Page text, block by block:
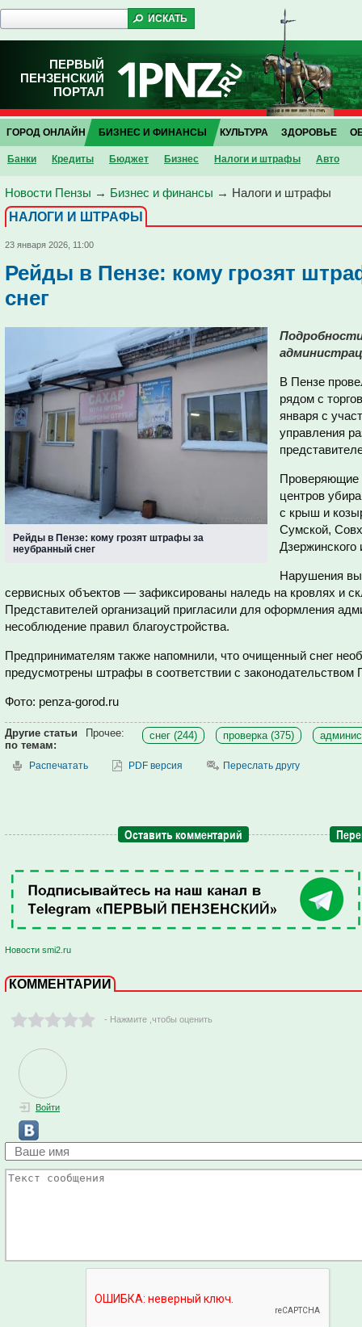
ПЕРВЫЙ
ПЕНЗЕНСКИЙ
ПОРТАЛ
ГОРОД ОНЛАЙН БИЗНЕС И ФИНАНСЫ
Банки Кредиты Бюджет Бизнес Налоги и штрафы Авто
КУЛЬТУРА ЗДОРОВЬЕ
Новости Пензы → Бизнес и финансы → Налоги и штрафы
НАЛОГИ И ШТРАФЫ
23 января 2026, 11:00
Рейды в Пензе: кому грозят
снег
Рейды в Пензе: кому грозят штрафы за
неубранный снег
В Пензе
рядом с
января с
управления
Проверяющие
центров
с крыш и
Сумской,
Дзержинского
Нарушения
сервисных объектов — зафиксированы наледь на кровлях и
Представителей организаций пригласили для оформления
несоблюдение правил благоустройства.
Предпринимателям также напомнили, что очищенный снег
предусмотрены штрафы в соответствии с законодательством
Фото: penza-gorod.ru
Другие статьи
по темам:
Прочее: снег (244) проверка (375)
Распечатать PDF версия Переслать другу
Оставить комментарий
Новости smi2.ru
КОММЕНТАРИИ
- Нажмите ,чтобы оценить
Войти